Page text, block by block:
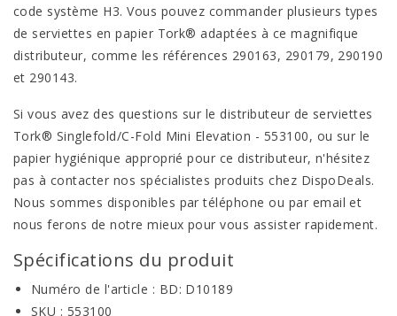
code système H3. Vous pouvez commander plusieurs types
de serviettes en papier Tork® adaptées à ce magnifique
distributeur, comme les références 290163, 290179, 290190
et 290143.
Si vous avez des questions sur le distributeur de serviettes
Tork® Singlefold/C-Fold Mini Elevation - 553100, ou sur le
papier hygiénique approprié pour ce distributeur, n'hésitez
pas à contacter nos spécialistes produits chez DispoDeals.
Nous sommes disponibles par téléphone ou par email et
nous ferons de notre mieux pour vous assister rapidement.
Spécifications du produit
Numéro de l'article : BD: D10189
SKU : 553100